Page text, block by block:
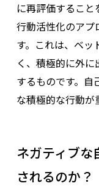
に再評価すること
行動活性化のアプ
す。これは、ベッ
く、積極的に外
するものです。自
な積極的な行動が
ネガティブな
されるのか？